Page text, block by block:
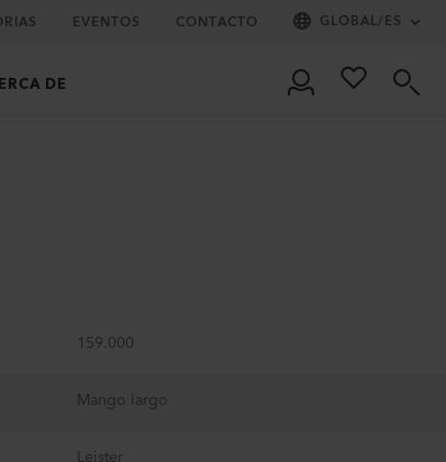
EVENTOS CONTACTO GLOBAL/ES
DE
159.000
Mango largo